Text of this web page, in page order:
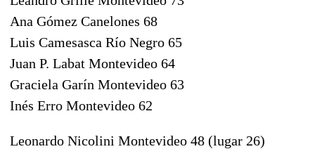
Ana Gómez Canelones 68
Luis Camesasca Río Negro 65
Juan P. Labat Montevideo 64
Graciela Garín Montevideo 63
Inés Erro Montevideo 62
Leonardo Nicolini Montevideo 48 (lugar 26)